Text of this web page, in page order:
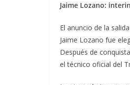
Jaime Lozano:
El anuncio de la
Jaime Lozano fue
Después de
el técnico oficial del